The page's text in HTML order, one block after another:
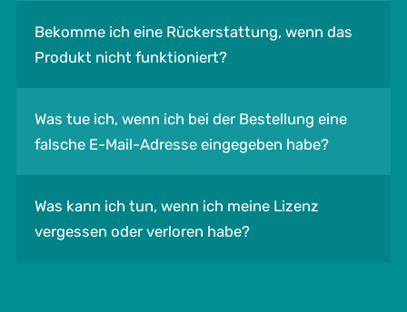
Bekomme ich eine Rückerstattung, wenn das
Produkt nicht funktioniert?
Was tue ich, wenn ich bei der Bestellung eine
falsche E-Mail-Adresse eingegeben habe?
Was kann ich tun, wenn ich meine Lizenz
vergessen oder verloren habe?